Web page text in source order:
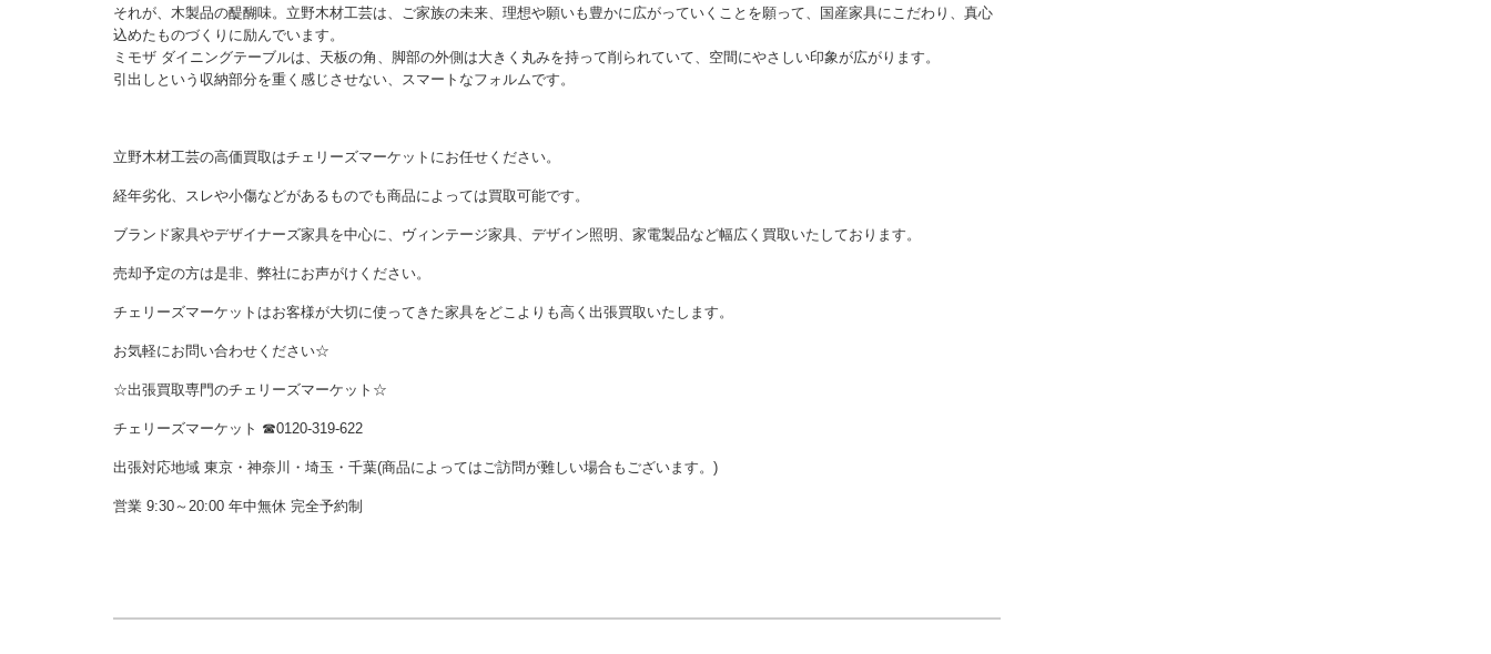
それが、木製品の醍醐味。立野木材工芸は、ご家族の未来、理想や願いも豊かに広がっていくことを願って、国産家具にこだわり、真心
込めたものづくりに励んでいます。
ミモザ ダイニングテーブルは、天板の角、脚部の外側は大きく丸みを持って削られていて、空間にやさしい印象が広がります。
引出しという収納部分を重く感じさせない、スマートなフォルムです。
立野木材工芸の高価買取はチェリーズマーケットにお任せください。
経年劣化、スレや小傷などがあるものでも商品によっては買取可能です。
ブランド家具やデザイナーズ家具を中心に、ヴィンテージ家具、デザイン照明、家電製品など幅広く買取いたしております。
売却予定の方は是非、弊社にお声がけください。
チェリーズマーケットはお客様が大切に使ってきた家具をどこよりも高く出張買取いたします。
お気軽にお問い合わせください☆
☆出張買取専門のチェリーズマーケット☆
チェリーズマーケット ☎︎0120-319-622
出張対応地域 東京・神奈川・埼玉・千葉(商品によってはご訪問が難しい場合もございます。)
営業 9:30～20:00 年中無休 完全予約制